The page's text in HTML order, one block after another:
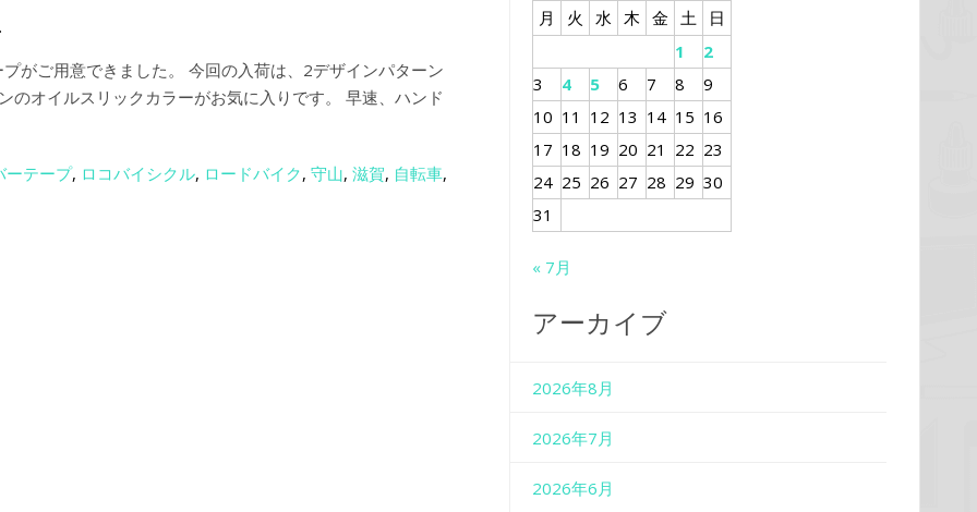
.
がご用意できました。 今回の入荷は、2デザインパターン
のオイルスリックカラーがお気に入りです。 早速、ハンド
ーテープ, ロコバイシクル, ロードバイク, 守山, 滋賀, 自転車,
月
火 水 木 金 土
日
1
2
3
4 5 6 7 8
9
10 11 12 13 14 15 16
17 18 19 20 21 22 23
24 25 26 27 28 29 30
31
« 7月
アーカイブ
2026年8月
2026年7月
2026年6月